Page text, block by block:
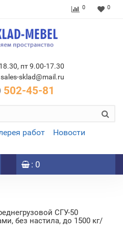
0 0
пт 9.00-17.30
sales-sklad@mail.ru
502-45-81
работ
Новости
: 0
СГУ-50
без настила, до 1500 кг/